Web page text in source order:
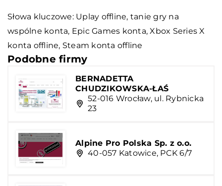
Słowa kluczowe: Uplay offline, tanie gry na
wspólne konta, Epic Games konta, Xbox Series X
konta offline, Steam konta offline
Podobne firmy
BERNADETTA
CHUDZIKOWSKA-ŁAŚ
52-016 Wrocław, ul. Rybnicka
23
Alpine Pro Polska Sp. z o.o.
40-057 Katowice, PCK 6/7